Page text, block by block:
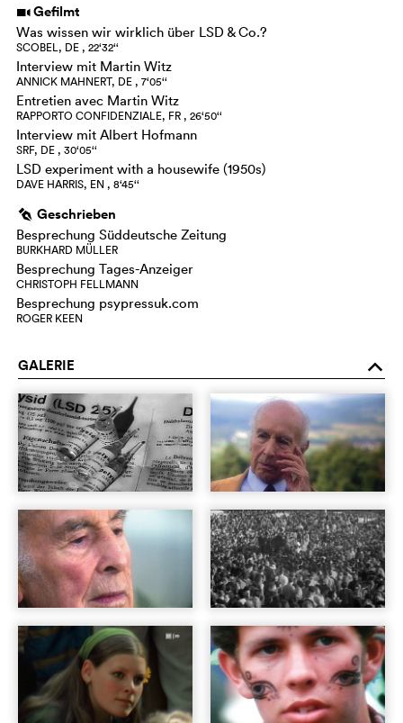
i Gefilmt
Was wissen wir wirklich über LSD & Co.?
SCOBEL, DE , 22‘32‘‘
Interview mit Martin Witz
ANNICK MAHNERT, DE , 7‘05‘‘
Entretien avec Martin Witz
RAPPORTO CONFIDENZIALE, FR , 26‘50‘‘
Interview mit Albert Hofmann
SRF, DE , 30‘05‘‘
LSD experiment with a housewife (1950s)
DAVE HARRIS, EN , 8‘45‘‘
g Geschrieben
Besprechung Süddeutsche Zeitung
BURKHARD MÜLLER
Besprechung Tages-Anzeiger
CHRISTOPH FELLMANN
Besprechung psypressuk.com
ROGER KEEN
GALERIE o